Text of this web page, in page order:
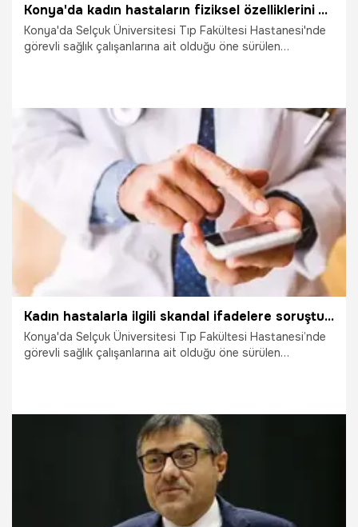
Konya'da kadın hastaların fiziksel özelliklerini WhatsApp'ta sohbet konusu yapan doktorlar gözaltına alındı!
Konya'da Selçuk Üniversitesi Tıp Fakültesi Hastanesi'nde
görevli sağlık çalışanlarına ait olduğu öne sürülen
görevlisi S.Ö. ve O.T. gözaltına alındı. Hijyen maskesiyle
yüzlerini gizlemeye çalışan 2 doktor, sağlık kontrolünün
ardından adliyeye sevk edildi.
Gündem
Kadın hastalarla ilgili skandal ifadelere soruşturma! Tıp dünyasından tepki yağdı
Konya'da Selçuk Üniversitesi Tıp Fakültesi Hastanesi’nde
görevli sağlık çalışanlarına ait olduğu öne sürülen
görevlisi S.Ö. gözaltına alındı. O.T.’nin yakalanması için de
çalışmaların sürdüğü bildirildi.